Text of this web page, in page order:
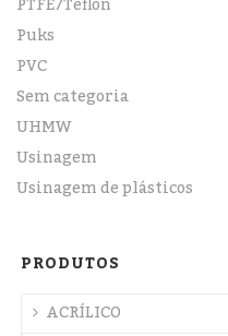
Puks
PVC
Sem categoria
UHMW
Usinagem
Usinagem de plásticos
PRODUTOS
ACRÍLICO